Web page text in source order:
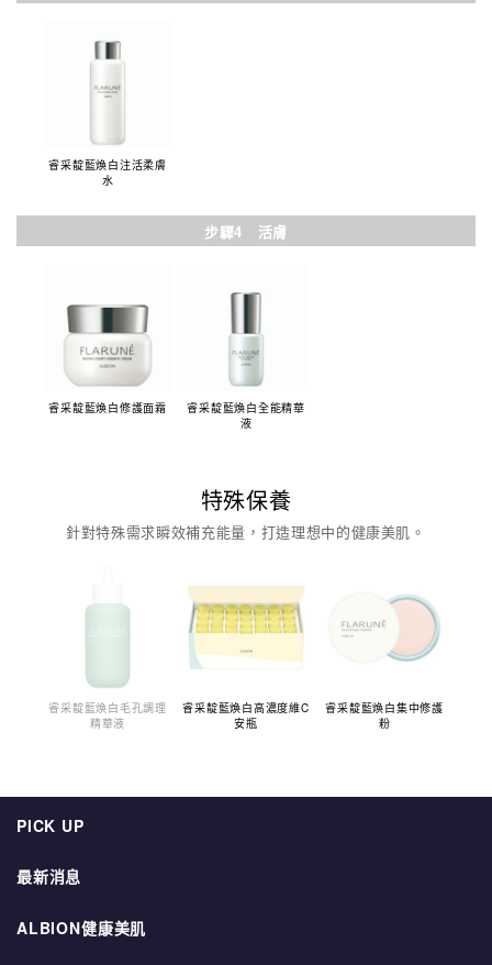
睿采靛藍煥白注活柔膚
水
步驟4 活膚
睿采靛藍煥白修護面霜
睿采靛藍煥白全能精華
液
特殊保養
針對特殊需求瞬效補充能量，打造理想中的健康美肌。
睿采靛藍煥白毛孔調理
精華液
睿采靛藍煥白高濃度維C
安瓶
睿采靛藍煥白集中修護
粉
PICK UP
最新消息
ALBION健康美肌